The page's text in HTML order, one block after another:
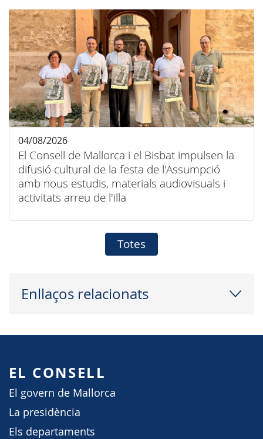
El Consell de Mallorca i el Bisbat impulsen la
difusió cultural de la festa de l'Assumpció
amb nous estudis, materials audiovisuals i
activitats arreu de l'illa
04/08/2026
Totes
Enllaços relacionats
EL CONSELL
El govern de Mallorca
La presidència
Els departaments